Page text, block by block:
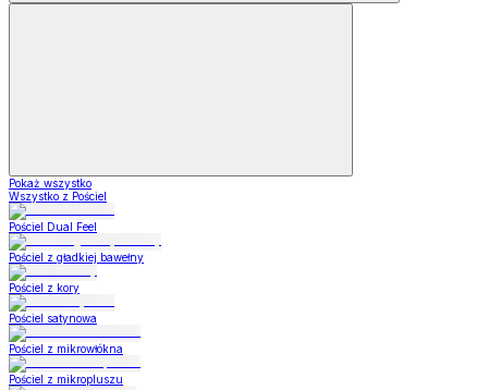
Pokaż wszystko
Wszystko z Pościel
Pościel Dual Feel
Pościel z gładkiej bawełny
Pościel z kory
Pościel satynowa
Pościel z mikrowłókna
Pościel z mikropluszu